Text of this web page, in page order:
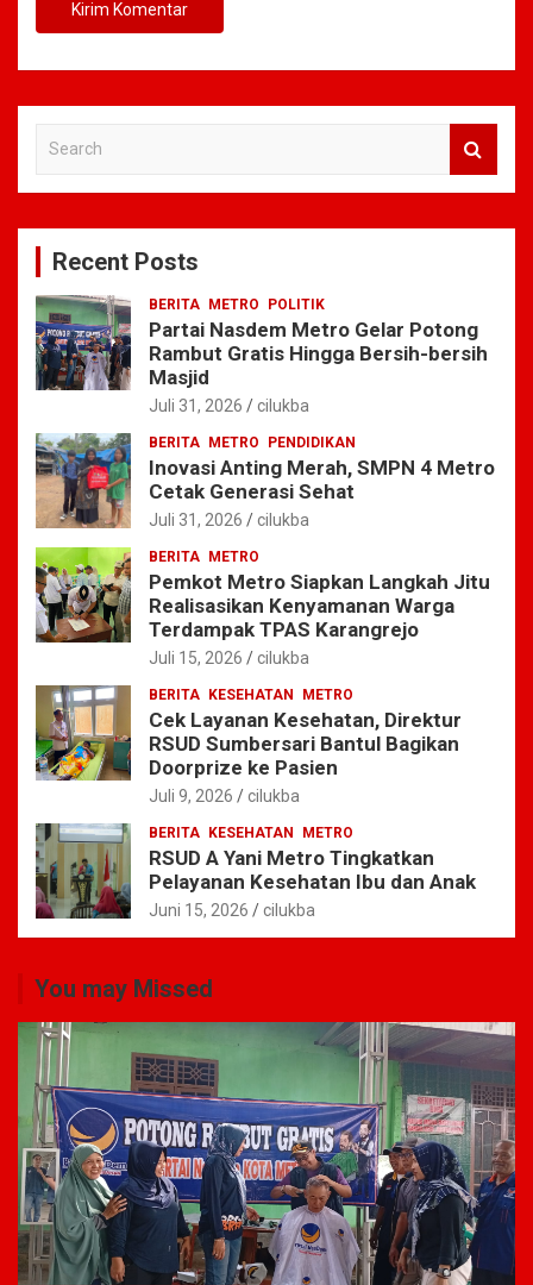
c
Recent Posts
BERITA METRO POLITIK
Partai Nasdem Metro Gelar Potong
Rambut Gratis Hingga Bersih-bersih
Masjid
Juli 31, 2026 cilukba
BERITA METRO PENDIDIKAN
Inovasi Anting Merah, SMPN 4 Metro
Cetak Generasi Sehat
Juli 31, 2026 cilukba
BERITA METRO
Pemkot Metro Siapkan Langkah Jitu
Realisasikan Kenyamanan Warga
Terdampak TPAS Karangrejo
Juli 15, 2026 cilukba
BERITA KESEHATAN METRO
Cek Layanan Kesehatan, Direktur
RSUD Sumbersari Bantul Bagikan
Doorprize ke Pasien
Juli 9, 2026 cilukba
BERITA KESEHATAN METRO
RSUD A Yani Metro Tingkatkan
Pelayanan Kesehatan Ibu dan Anak
Juni 15, 2026 cilukba
You may Missed